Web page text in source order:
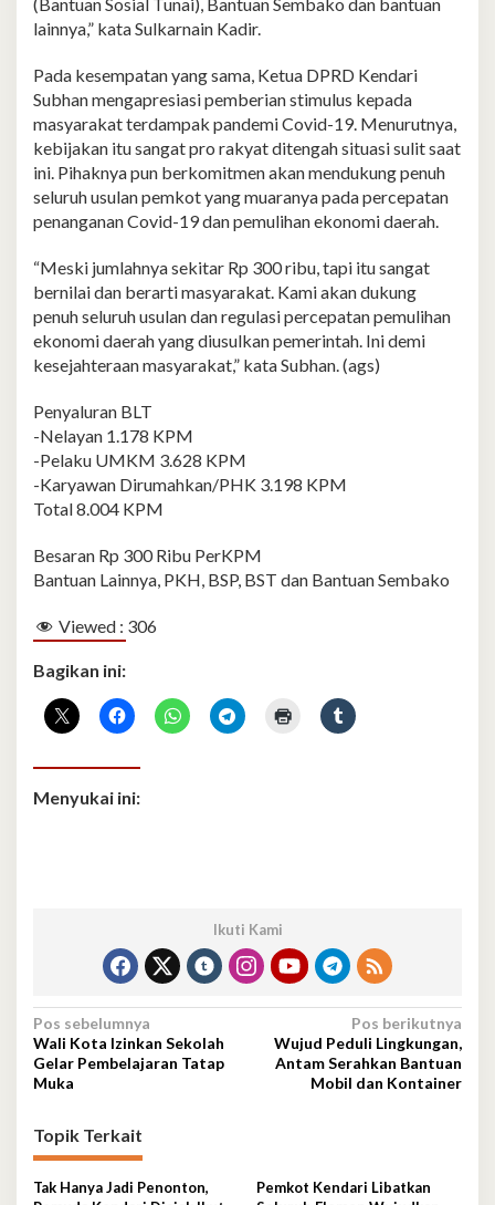
lainnya,” kata Sulkarnain Kadir.
Pada kesempatan yang sama, Ketua DPRD Kendari
Subhan mengapresiasi pemberian stimulus kepada
masyarakat terdampak pandemi Covid-19. Menurutnya,
kebijakan itu sangat pro rakyat ditengah situasi sulit saat
ini. Pihaknya pun berkomitmen akan mendukung penuh
seluruh usulan pemkot yang muaranya pada percepatan
penanganan Covid-19 dan pemulihan ekonomi daerah.
“Meski jumlahnya sekitar Rp 300 ribu, tapi itu sangat
bernilai dan berarti masyarakat. Kami akan dukung
penuh seluruh usulan dan regulasi percepatan pemulihan
ekonomi daerah yang diusulkan pemerintah. Ini demi
kesejahteraan masyarakat,” kata Subhan. (ags)
Penyaluran BLT
-Nelayan 1.178 KPM
-Pelaku UMKM 3.628 KPM
-Karyawan Dirumahkan/PHK 3.198 KPM
Total 8.004 KPM
Besaran Rp 300 Ribu PerKPM
Bantuan Lainnya, PKH, BSP, BST dan Bantuan Sembako
Viewed : 306
Bagikan ini:
Menyukai ini:
Ikuti Kami
Navigasi
pos
Pos sebelumnya
Wali Kota Izinkan Sekolah
Gelar Pembelajaran Tatap
Muka
Pos berikutnya
Wujud Peduli Lingkungan,
Antam Serahkan Bantuan
Mobil dan Kontainer
Topik Terkait
Tak Hanya Jadi Penonton,
Pemkot Kendari Libatkan